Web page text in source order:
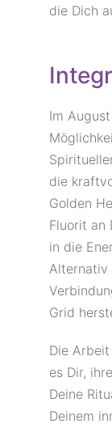
die Dich
Im
die
Golden
Fluorit an
in die
Alternativ
Grid
Die
es Dir,
Deine
Deinem